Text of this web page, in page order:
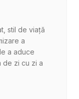
stil de viață
a
a aduce
de zi cu zi a